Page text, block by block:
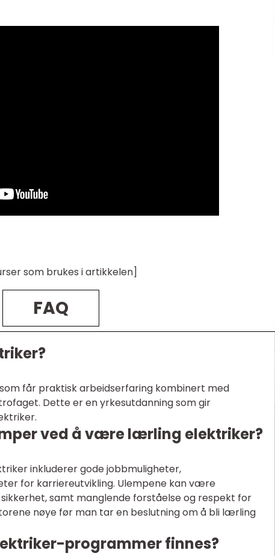
som brukes i artikkelen]
FAQ
får praktisk arbeidserfaring kombinert med
Dette er en yrkesutdanning som gir
ved å være lærling elektriker?
inkluderer gode jobbmuligheter,
for karriereutvikling. Ulempene kan være
samt manglende forståelse og respekt for
nøye før man tar en beslutning om å bli lærling
programmer finnes?